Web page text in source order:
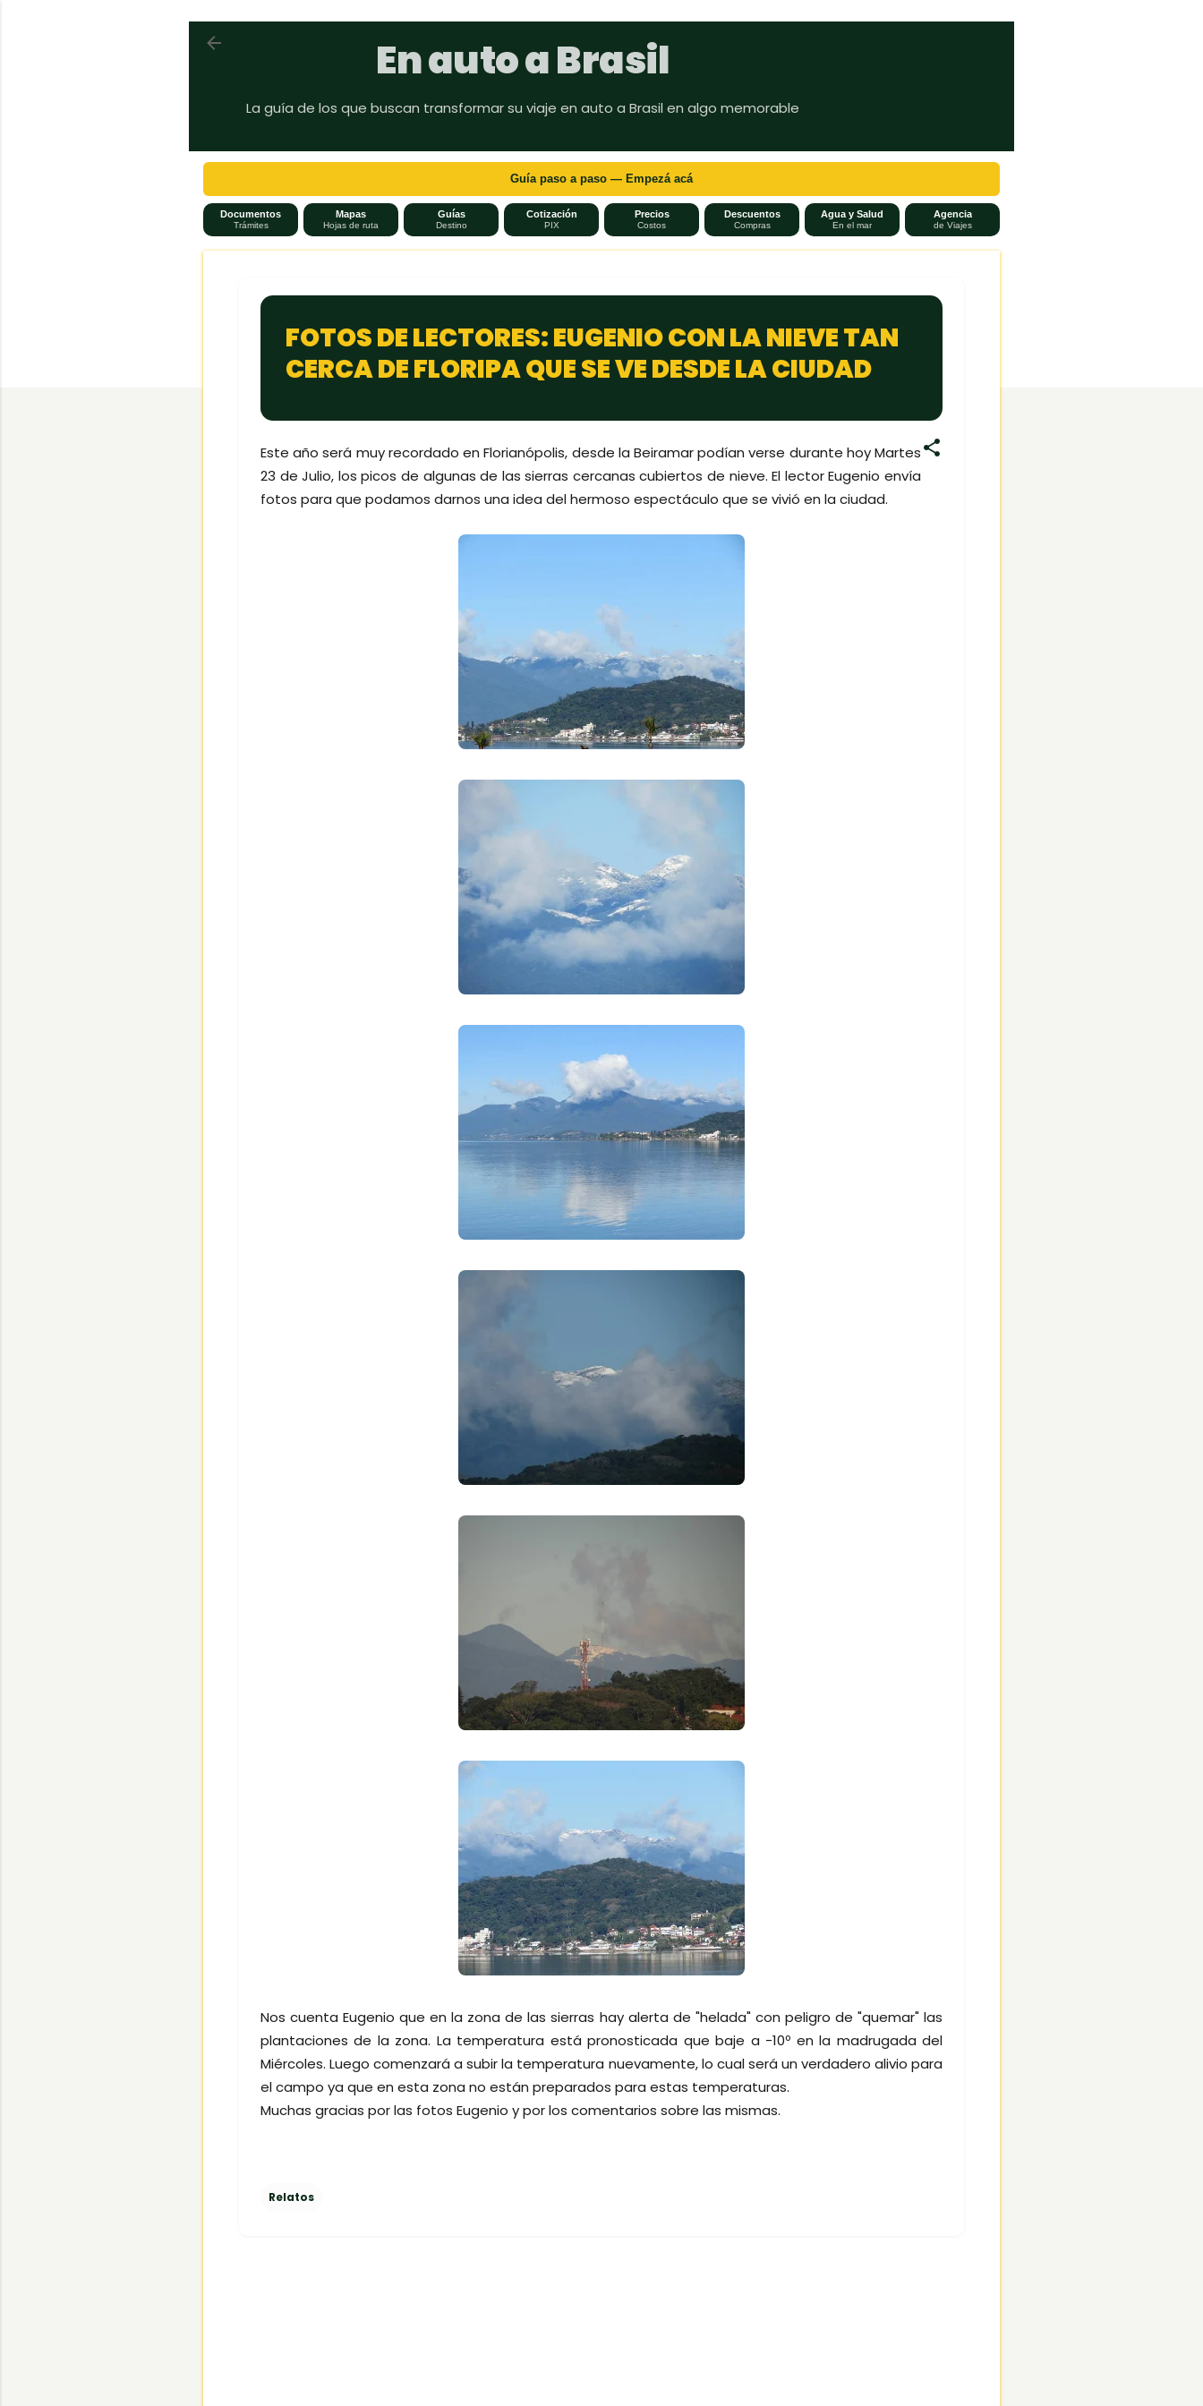
Ir al contenido principal
En auto a Brasil
La guía de los que buscan transformar su viaje en auto a Brasil en algo memorable
Guía paso a paso — Empezá acá
Documentos
Trámites
Mapas
Hojas de ruta
Guías
Destino
Cotización
PIX
Precios
Costos
Descuentos
Compras
Agua y Salud
En el mar
Agencia
de Viajes
FOTOS DE LECTORES: EUGENIO CON LA NIEVE TAN
CERCA DE FLORIPA QUE SE VE DESDE LA CIUDAD
Este año será muy recordado en Florianópolis, desde la Beiramar podían verse durante hoy Martes
23 de Julio, los picos de algunas de las sierras cercanas cubiertos de nieve. El lector Eugenio envía
fotos para que podamos darnos una idea del hermoso espectáculo que se vivió en la ciudad.
Nos cuenta Eugenio que en la zona de las sierras hay alerta de "helada" con peligro de "quemar" las
plantaciones de la zona. La temperatura está pronosticada que baje a -10º en la madrugada del
Miércoles. Luego comenzará a subir la temperatura nuevamente, lo cual será un verdadero alivio para
el campo ya que en esta zona no están preparados para estas temperaturas.
Muchas gracias por las fotos Eugenio y por los comentarios sobre las mismas.
Relatos